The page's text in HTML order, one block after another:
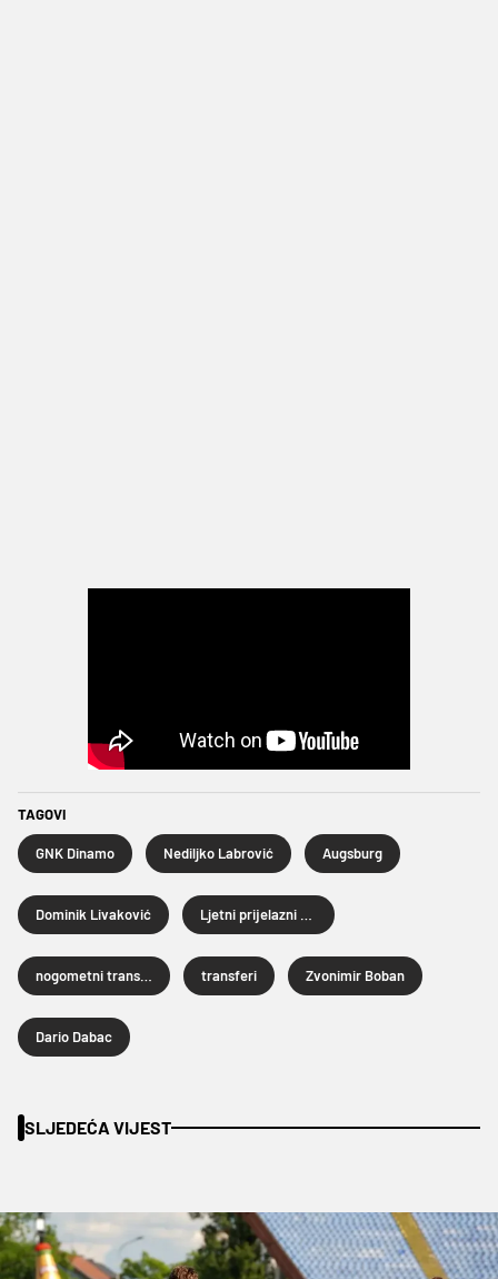
TAGOVI
GNK Dinamo Nediljko Labrović Augsburg
Dominik Livaković
transferi Zvonimir Boban
Dario Dabac
SLJEDEĆA VIJEST